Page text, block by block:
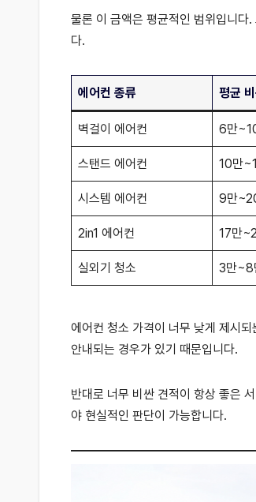
물론 이 금액은 평균적인 범위입니다
다.
에어컨 종류 평균
벽걸이 에어컨 6만
스탠드 에어컨 10만
시스템 에어컨 9만
2in1 에어컨 17만
실외기 청소 3만~8
에어컨 청소 가격이 너무 낮게 제시
안내되는 경우가 있기 때문입니다.
반대로 너무 비싼 견적이 항상 좋은
야 현실적인 판단이 가능합니다.